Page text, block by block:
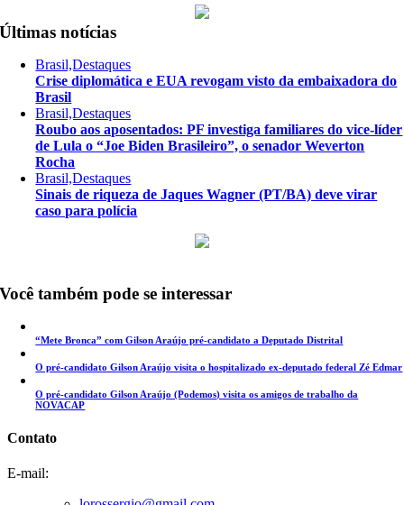
Últimas notícias
Brasil,Destaques
Crise diplomática e EUA revogam visto da embaixadora do
Brasil
Brasil,Destaques
Roubo aos aposentados: PF investiga familiares do vice-líder
de Lula o “Joe Biden Brasileiro”, o senador Weverton
Rocha
Brasil,Destaques
Sinais de riqueza de Jaques Wagner (PT/BA) deve virar
caso para polícia
Você também pode se interessar
“Mete Bronca” com Gilson Araújo pré-candidato a Deputado Distrital
O pré-candidato Gilson Araújo visita o hospitalizado ex-deputado federal Zé Edmar
O pré-candidato Gilson Araújo (Podemos) visita os amigos de trabalho da
NOVACAP
Contato
E-mail: